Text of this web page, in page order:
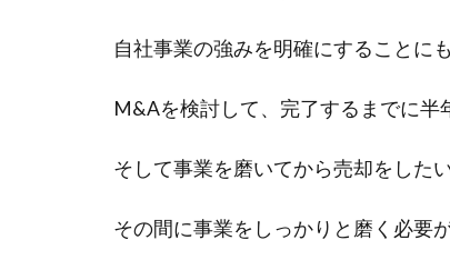
自社事業の強みを明確にすることに
M&Aを検討して、完了するまでに半
そして事業を磨いてから売却をした
その間に事業をしっかりと磨く必要